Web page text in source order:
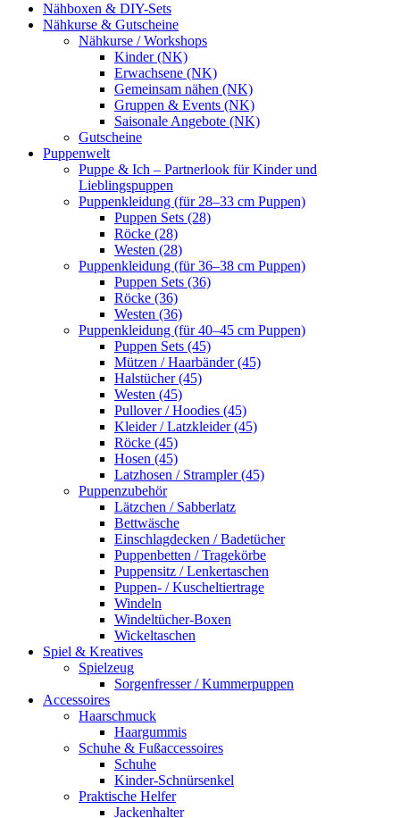
Nähboxen & DIY-Sets
Nähkurse & Gutscheine
Nähkurse / Workshops
Kinder (NK)
Erwachsene (NK)
Gemeinsam nähen (NK)
Gruppen & Events (NK)
Saisonale Angebote (NK)
Gutscheine
Puppenwelt
Puppe & Ich – Partnerlook für Kinder und
Lieblingspuppen
Puppenkleidung (für 28–33 cm Puppen)
Puppen Sets (28)
Röcke (28)
Westen (28)
Puppenkleidung (für 36–38 cm Puppen)
Puppen Sets (36)
Röcke (36)
Westen (36)
Puppenkleidung (für 40–45 cm Puppen)
Puppen Sets (45)
Mützen / Haarbänder (45)
Halstücher (45)
Westen (45)
Pullover / Hoodies (45)
Kleider / Latzkleider (45)
Röcke (45)
Hosen (45)
Latzhosen / Strampler (45)
Puppenzubehör
Lätzchen / Sabberlatz
Bettwäsche
Einschlagdecken / Badetücher
Puppenbetten / Tragekörbe
Puppensitz / Lenkertaschen
Puppen- / Kuscheltiertrage
Windeln
Windeltücher-Boxen
Wickeltaschen
Spiel & Kreatives
Spielzeug
Sorgenfresser / Kummerpuppen
Accessoires
Haarschmuck
Haargummis
Schuhe & Fußaccessoires
Schuhe
Kinder-Schnürsenkel
Praktische Helfer
Jackenhalter